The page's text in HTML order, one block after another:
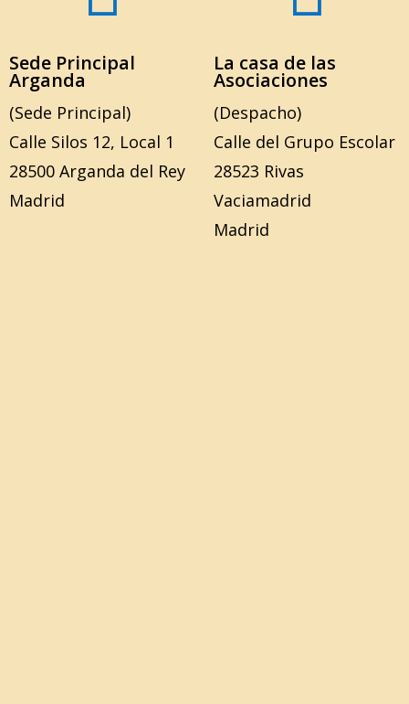
Sede Principal
Arganda
(Sede Principal)
Calle Silos 12, Local 1
28500 Arganda del Rey
Madrid
La casa de las
Asociaciones
(Despacho)
Calle del Grupo Escolar
28523 Rivas
Vaciamadrid
Madrid